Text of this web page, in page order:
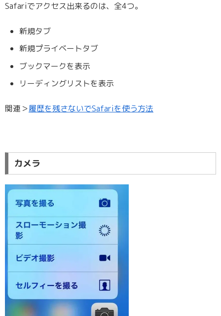
Safariでアクセス出来るのは、全4つ。
新規タブ
新規プライベートタブ
ブックマークを表示
リーディングリストを表示
関連＞履歴を残さないでSafariを使う方法
カメラ